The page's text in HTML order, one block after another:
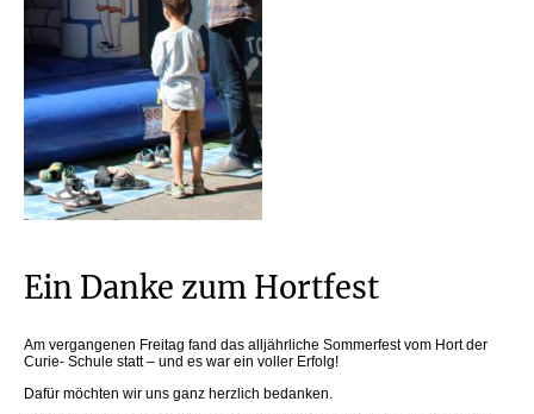
Ein Danke zum Hortfest
Am vergangenen Freitag fand das alljährliche Sommerfest vom Hort der
Curie- Schule statt – und es war ein voller Erfolg!
Dafür möchten wir uns ganz herzlich bedanken.